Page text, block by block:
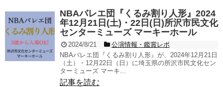
NBAバレエ団『くるみ割り人形』2024
年12月21日(土)・22日(日)所沢市民文化
センターミューズ マーキーホール
2024/8/21
公演情報・鑑賞レポ
NBAバレエ団『くるみ割り人形』が、2024年12月21日
（土）・12月22日（日）に埼玉県の所沢市民文化セン
ターミューズ マーキ...
記事を読む